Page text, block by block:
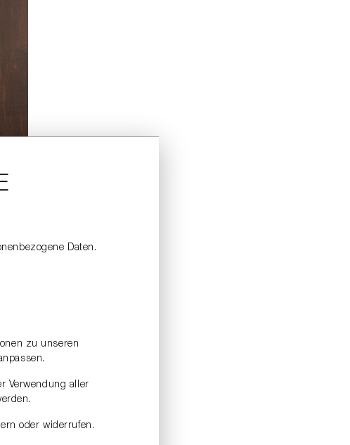
Daten.
zu unseren
Verwendung aller
oder widerrufen.